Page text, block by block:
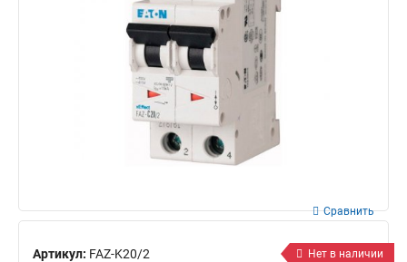
Артикул: FAZ-K20/2
Сравнить
Нет в наличии